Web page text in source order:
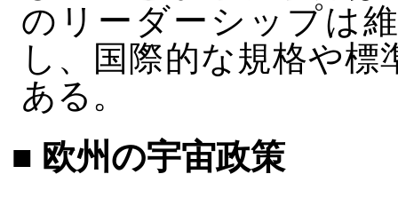
のリーダーシップは
し、国際的な規格や
ある。
■ 欧州の宇宙政策